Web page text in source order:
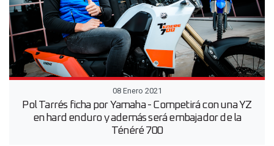
08 Enero 2021
Pol Tarrés ficha por Yamaha - Competirá con una YZ
en hard enduro y además será embajador de la
Ténéré 700